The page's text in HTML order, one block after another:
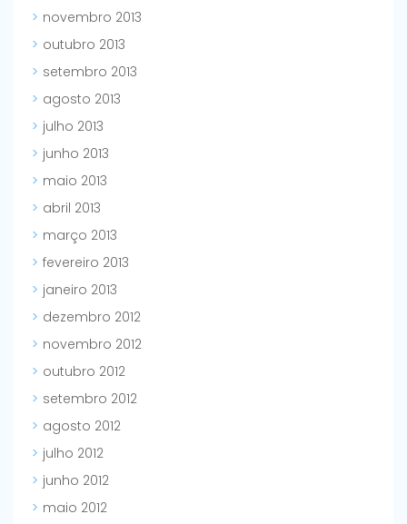
novembro 2013
outubro 2013
setembro 2013
agosto 2013
julho 2013
junho 2013
maio 2013
abril 2013
março 2013
fevereiro 2013
janeiro 2013
dezembro 2012
novembro 2012
outubro 2012
setembro 2012
agosto 2012
julho 2012
junho 2012
maio 2012